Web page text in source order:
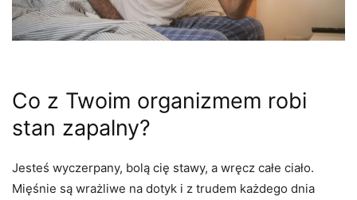
Co z Twoim organizmem robi
stan zapalny?
Jesteś wyczerpany, bolą cię stawy, a wręcz całe ciało.
Mięśnie są wrażliwe na dotyk i z trudem każdego dnia